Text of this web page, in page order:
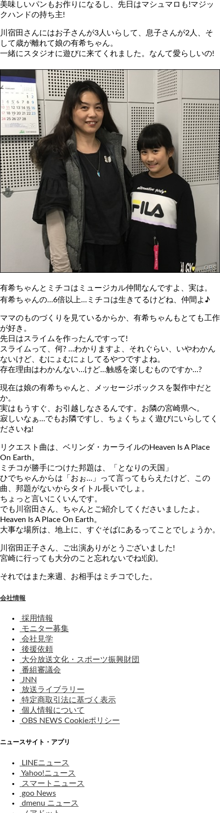
美味しいパンもお作りになるし、先日はマシュマロも!マジッ
クハンドの持ち主!
川宿田さんにはお子さんが3人いらして、息子さんが2人、そ
して歳が離れて娘の有希ちゃん。
一緒にスタジオに遊びに来てくれました。なんて愛らしいの!
有希ちゃんとミチコはミュージカル仲間なんですよ、実は。
有希ちゃんの…6倍以上…ミチコは生きてるけどね、仲間よ♪
ママのものづくりを見ているからか、有希ちゃんもとても工作
が好き。
先日はスライムを作ったんですって!
スライムって、何? …わかりますよ、それぐらい、いやわかん
ないけど、むにょむにょしてるやつですよね。
存在理由はわかんない…けど…触感を楽しむものですか…?
現在は娘の有希ちゃんと、メッセージボックスを製作中だと
か。
実はもうすぐ、お引越しなさるんです。お隣の宮崎県へ。
寂しいなぁ…でもお隣ですし、ちょくちょく遊びにいらしてく
ださいね!
リクエスト曲は、ベリンダ・カーライルのHeaven Is A Place
On Earth。
ミチコが勝手につけた邦題は、「となりの天国」
ひでちゃんからは「おぉ…」って言ってもらえたけど、この
曲、邦題がないからタイトル長いでしょ。
ちょっと言いにくいんです。
でも川宿田さん、ちゃんとご紹介してくださいましたよ。
Heaven Is A Place On Earth。
大事な場所は、地上に、すぐそばにあるってことでしょうか。
川宿田正子さん、ご出演ありがとうございました!
宮崎に行っても大分のこと忘れないでね!(涙)。
それではまた来週、お相手はミチコでした。
会社情報
採用情報
モニター募集
会社見学
後援依頼
大分放送文化・スポーツ振興財団
番組審議会
JNN
放送ライブラリー
特定商取引法に基づく表示
個人情報について
OBS NEWS Cookieポリシー
ニュースサイト・アプリ
LINEニュース
Yahoo!ニュース
スマートニュース
goo News
dmenu ニュース